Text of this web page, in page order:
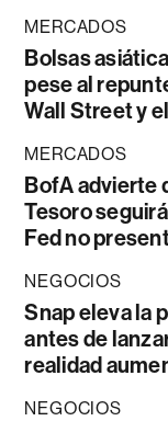
MERCADOS
Bolsas
pese al
Wall Street y
MERCADOS
BofA advierte
Tesoro
Fed no
NEGOCIOS
Snap eleva la
antes de
realidad
NEGOCIOS